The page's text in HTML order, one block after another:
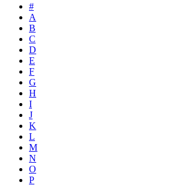
#
A
B
C
D
E
F
G
H
I
J
K
L
M
N
O
P